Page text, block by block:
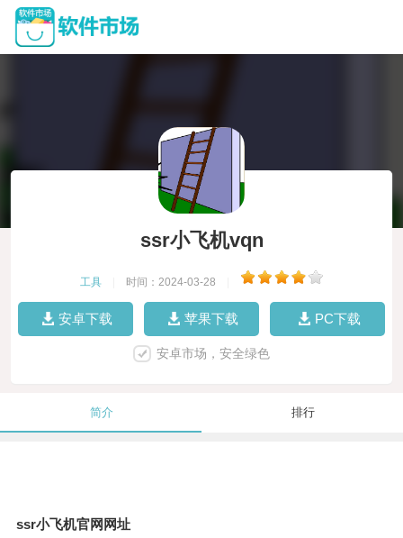
ssr小飞机vqn
工具 时间：2024-03-28
安卓下载 苹果下载 PC下载
安卓市场，安全绿色
简介 排行
ssr小飞机官网网址